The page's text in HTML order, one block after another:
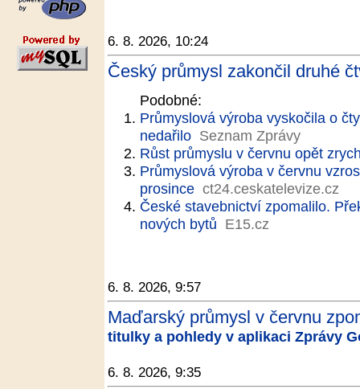
6. 8. 2026, 10:24
Český průmysl zakončil druhé
Podobné:
Průmyslová výroba vyskočila o
nedařilo Seznam Zprávy
Růst průmyslu v červnu opět
Průmyslová výroba v červnu
prosince ct24.ceskatelevize.cz
České stavebnictví zpomalilo.
nových bytů E15.cz
6. 8. 2026, 9:57
Maďarský průmysl v červnu
titulky a pohledy v aplikaci Zprávy
6. 8. 2026, 9:35